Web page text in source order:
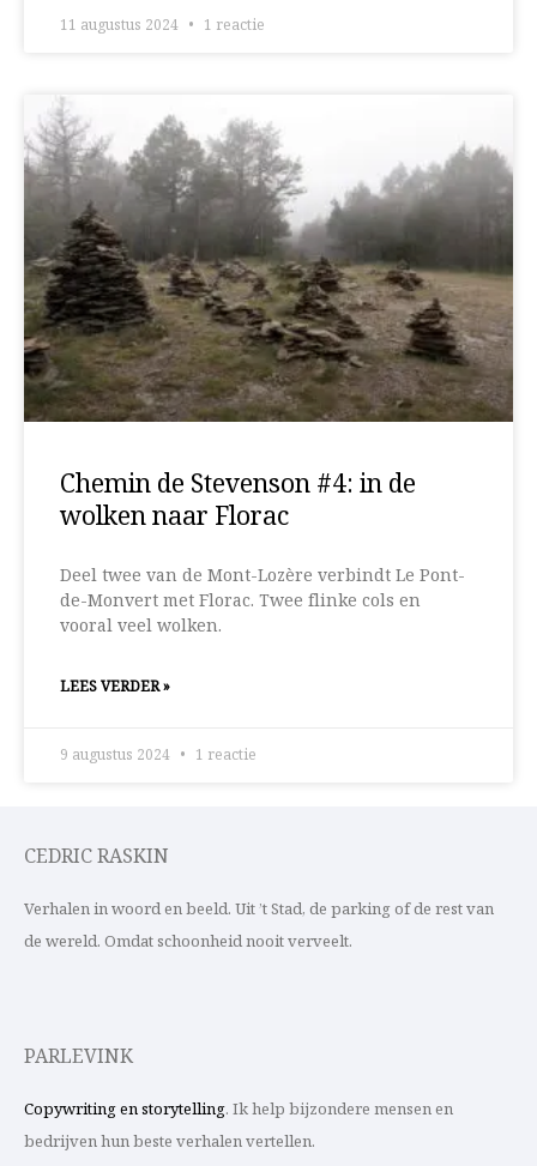
11 augustus 2024 1 reactie
Chemin de Stevenson #4: in de
wolken naar Florac
Deel twee van de Mont-Lozère verbindt Le Pont-
de-Monvert met Florac. Twee flinke cols en
vooral veel wolken.
LEES VERDER »
9 augustus 2024 1 reactie
CEDRIC RASKIN
Verhalen in woord en beeld. Uit ’t Stad, de parking of de rest van
de wereld. Omdat schoonheid nooit verveelt.
PARLEVINK
Copywriting en storytelling. Ik help bijzondere mensen en
bedrijven hun beste verhalen vertellen.